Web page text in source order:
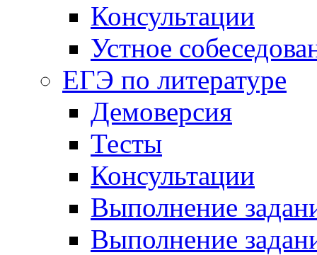
Консультации
Устное
ЕГЭ по литературе
Демоверсия
Тесты
Консультации
Выполнение
Выполнение